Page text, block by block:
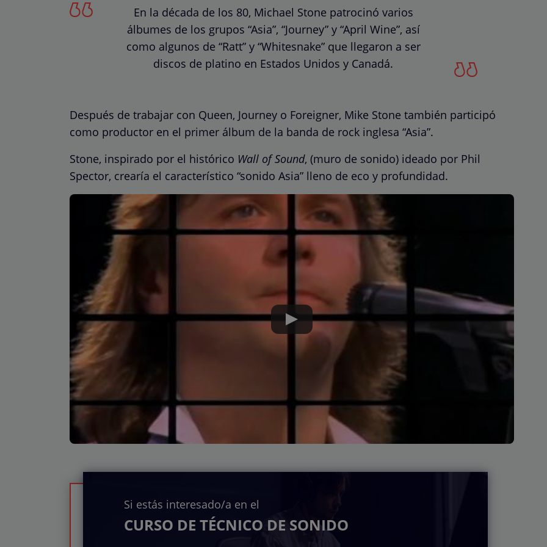
En la década de los 80, Michael Stone patrocinó varios
álbumes de los grupos “Asia”, “Journey” y “April Wine”, así
como algunos de “Ratt” y “Whitesnake” que llegaron a ser
discos de platino en Estados Unidos y Canadá.
Después de trabajar con Queen, Journey o Foreigner, Mike Stone también participó
como productor en el primer álbum de la banda de rock inglesa “Asia”.
Stone, inspirado por el histórico Wall of Sound, (muro de sonido) ideado por Phil
Spector, crearía el característico “sonido Asia” lleno de eco y profundidad.
Si estás interesado/a en el
CURSO DE TÉCNICO DE SONIDO